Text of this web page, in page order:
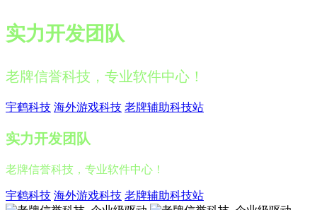
实力开发团队
老牌信誉科技，专业软件中心！
宇鹤科技 海外游戏科技 老牌辅助科技站
实力开发团队
老牌信誉科技，专业软件中心！
宇鹤科技 海外游戏科技 老牌辅助科技站